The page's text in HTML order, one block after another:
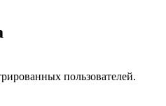
пользователей.